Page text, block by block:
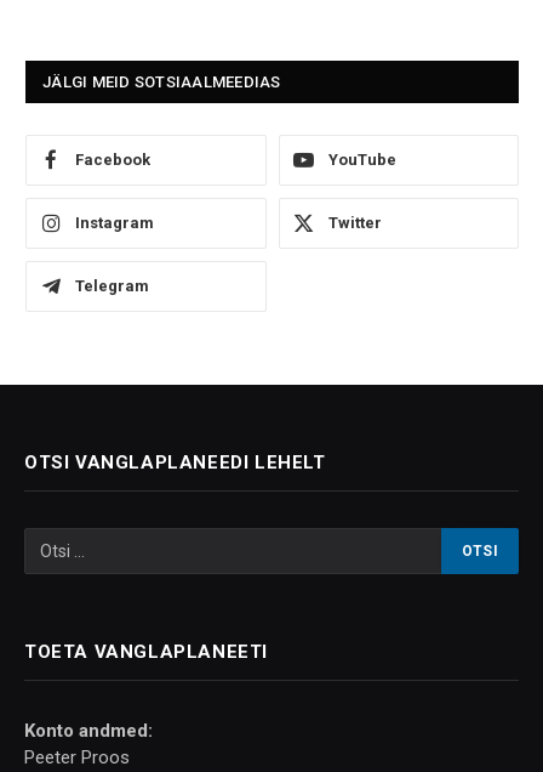
JÄLGI MEID SOTSIAALMEEDIAS
Facebook YouTube
Instagram Twitter
Telegram
OTSI VANGLAPLANEEDI LEHELT
TOETA VANGLAPLANEETI
Konto andmed:
Peeter Proos